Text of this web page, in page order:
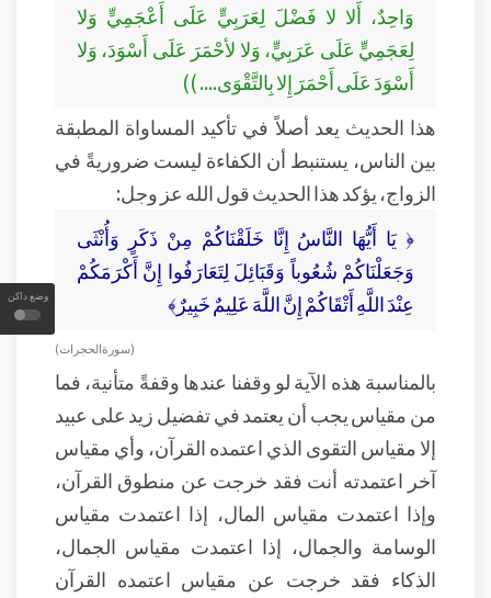
وضع داكن
وَاحِدٌ، أَلا لا فَضْلَ لِعَرَبِيٍّ عَلَى أَعْجَمِيٍّ وَلا
لِعَجَمِيٍّ عَلَى عَرَبِيٍّ، وَلا لأحْمَرَ عَلَى أَسْوَدَ، وَلا
أَسْوَدَ عَلَى أَحْمَرَ إِلا بِالتَّقْوَى.... ))
هذا الحديث يعد أصلاً في تأكيد المساواة المطبقة
بين الناس، يستنبط أن الكفاءة ليست ضروريةً في
الزواج، يؤكد هذا الحديث قول الله عز وجل:
﴿ يَا أَيُّهَا النَّاسُ إِنَّا خَلَقْنَاكُمْ مِنْ ذَكَرٍ وَأُنْثَى
وَجَعَلْنَاكُمْ شُعُوباً وَقَبَائِلَ لِتَعَارَفُوا إِنَّ أَكْرَمَكُمْ
عِنْدَ اللَّهِ أَتْقَاكُمْ إِنَّ اللَّهَ عَلِيمٌ خَبِيرٌ﴾
( سورة الحجرات )
بالمناسبة هذه الآية لو وقفنا عندها وقفةً متأنية، فما
من مقياس يجب أن يعتمد في تفضيل زيد على عبيد
إلا مقياس التقوى الذي اعتمده القرآن، وأي مقياس
آخر اعتمدته أنت فقد خرجت عن منطوق القرآن،
وإذا اعتمدت مقياس المال، إذا اعتمدت مقياس
الوسامة والجمال، إذا اعتمدت مقياس الجمال،
الذكاء فقد خرجت عن مقياس اعتمده القرآن